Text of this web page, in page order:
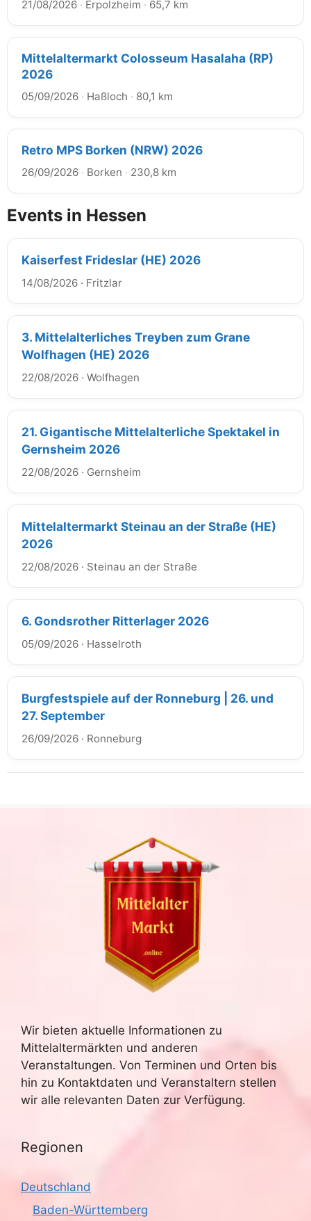
21/08/2026 · Erpolzheim · 65,7 km
Mittelaltermarkt Colosseum Hasalaha (RP)
2026
05/09/2026 · Haßloch · 80,1 km
Retro MPS Borken (NRW) 2026
26/09/2026 · Borken · 230,8 km
Events in Hessen
Kaiserfest Frideslar (HE) 2026
14/08/2026 · Fritzlar
3. Mittelalterliches Treyben zum Grane
Wolfhagen (HE) 2026
22/08/2026 · Wolfhagen
21. Gigantische Mittelalterliche Spektakel in
Gernsheim 2026
22/08/2026 · Gernsheim
Mittelaltermarkt Steinau an der Straße (HE)
2026
22/08/2026 · Steinau an der Straße
6. Gondsrother Ritterlager 2026
05/09/2026 · Hasselroth
Burgfestspiele auf der Ronneburg | 26. und
27. September
26/09/2026 · Ronneburg
Wir bieten aktuelle Informationen zu
Mittelaltermärkten und anderen
Veranstaltungen. Von Terminen und Orten bis
hin zu Kontaktdaten und Veranstaltern stellen
wir alle relevanten Daten zur Verfügung.
Regionen
Deutschland
Baden-Württemberg